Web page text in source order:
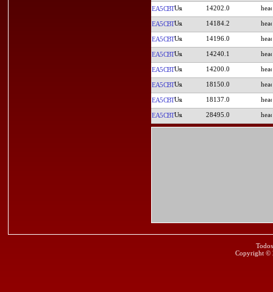
EA5CBT 14202.0
EA5CBT 14184.2
EA5CBT 14196.0
EA5CBT 14240.1
EA5CBT 14200.0
EA5CBT 18150.0
EA5CBT 18137.0
EA5CBT 28495.0
Copyright ©